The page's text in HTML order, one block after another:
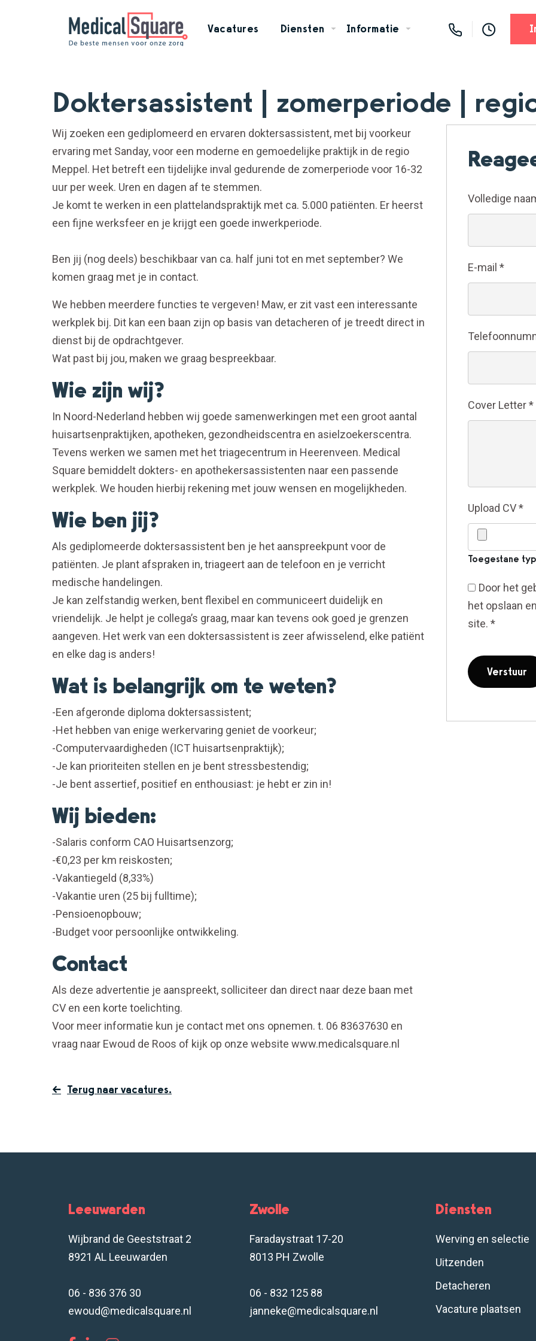
Vacatures Diensten Informatie
Doktersassistent | zomerperiode |
Wij zoeken een gediplomeerd en ervaren doktersassistent, met bij voorkeur
ervaring met Sanday, voor een moderne en gemoedelijke praktijk in de regio
Meppel. Het betreft een tijdelijke inval gedurende de zomerperiode voor 16-32
uur per week. Uren en dagen af te stemmen.
Je komt te werken in een plattelandspraktijk met ca. 5.000 patiënten. Er heerst
een fijne werksfeer en je krijgt een goede inwerkperiode.
Ben jij (nog deels) beschikbaar van ca. half juni tot en met september? We
komen graag met je in contact.
We hebben meerdere functies te vergeven! Maw, er zit vast een interessante
werkplek bij. Dit kan een baan zijn op basis van detacheren of je treedt direct in
dienst bij de opdrachtgever.
Wat past bij jou, maken we graag bespreekbaar.
Wie zijn wij?
In Noord-Nederland hebben wij goede samenwerkingen met een groot aantal
huisartsenpraktijken, apotheken, gezondheidscentra en asielzoekerscentra.
Tevens werken we samen met het triagecentrum in Heerenveen. Medical
Square bemiddelt dokters- en apothekersassistenten naar een passende
werkplek. We houden hierbij rekening met jouw wensen en mogelijkheden.
Wie ben jij?
Als gediplomeerde doktersassistent ben je het aanspreekpunt voor de
patiënten. Je plant afspraken in, triageert aan de telefoon en je verricht
medische handelingen.
Je kan zelfstandig werken, bent flexibel en communiceert duidelijk en
vriendelijk. Je helpt je collega’s graag, maar kan tevens ook goed je grenzen
aangeven. Het werk van een doktersassistent is zeer afwisselend, elke patiënt
en elke dag is anders!
Wat is belangrijk om te weten?
-Een afgeronde diploma doktersassistent;
-Het hebben van enige werkervaring geniet de voorkeur;
-Computervaardigheden (ICT huisartsenpraktijk);
-Je kan prioriteiten stellen en je bent stressbestendig;
-Je bent assertief, positief en enthousiast: je hebt er zin in!
Wij bieden:
-Salaris conform CAO Huisartsenzorg;
-€0,23 per km reiskosten;
-Vakantiegeld (8,33%)
-Vakantie uren (25 bij fulltime);
-Pensioenopbouw;
-Budget voor persoonlijke ontwikkeling.
Contact
Als deze advertentie je aanspreekt, solliciteer dan direct naar deze baan met
CV en een korte toelichting.
Voor meer informatie kun je contact met ons opnemen. t. 06 83637630 en
vraag naar Ewoud de Roos of kijk op onze website www.medicalsquare.nl
Volledige
E-mail *
Cover Letter*
Upload CV*
Toegestane
Door het
het opslaan
site. *
Terug naar vacatures.
Leeuwarden
Wijbrand de Geeststraat 2
8921 AL Leeuwarden
06 - 836 376 30
ewoud@medicalsquare.nl
Zwolle
Faradaystraat 17-20
8013 PH Zwolle
06 - 832 125 88
janneke@medicalsquare.nl
Diensten
Werving en selectie
Uitzenden
Detacheren
Vacature plaatsen